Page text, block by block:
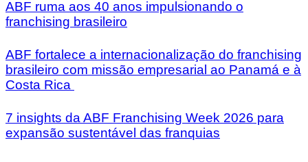
ABF ruma aos 40 anos impulsionando o
franchising brasileiro
ABF fortalece a internacionalização do franchising
brasileiro com missão empresarial ao Panamá e à
Costa Rica
7 insights da ABF Franchising Week 2026 para
expansão sustentável das franquias